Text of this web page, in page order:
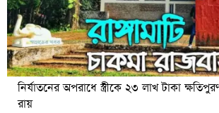
নির্যাতনের অপরাধে স্ত্রীকে ২৩ লাখ টাকা
রায়